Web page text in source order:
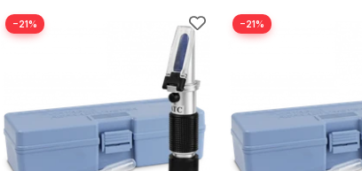
−21% −21%